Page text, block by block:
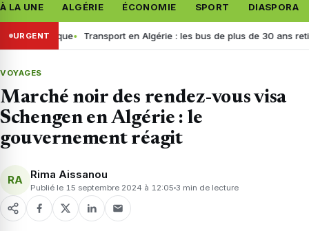
À LA UNE ALGÉRIE ÉCONOMIE SPORT DIASPORA
URGENTTransport en Algérie : les bus de plus de 30 ans retirés,
VOYAGES
Marché noir des rendez-vous visa
Schengen en Algérie : le
gouvernement réagit
RA Rima Aissanou
Publié le 15 septembre 2024 à 12:05 3 min de lecture